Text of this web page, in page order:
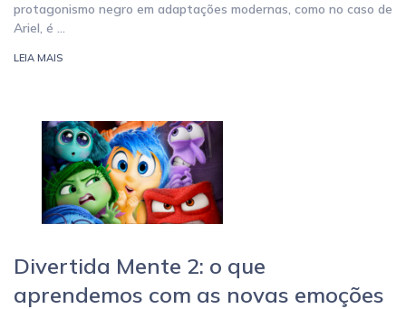
protagonismo negro em adaptações modernas, como no caso de
Ariel, é …
LEIA MAIS
Divertida Mente 2: o que
aprendemos com as novas emoções